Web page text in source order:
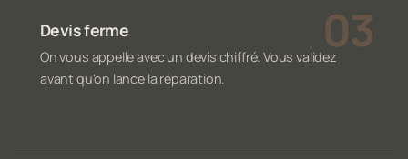
Devis ferme
On vous appelle avec un devis chiffré. Vous validez
avant qu'on lance la réparation.